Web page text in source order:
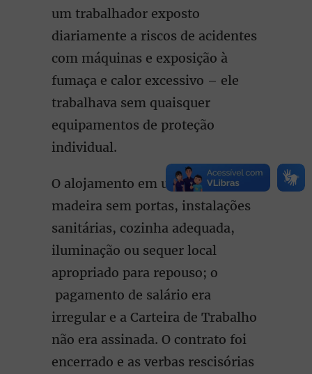
um trabalhador exposto
diariamente a riscos de acidentes
com máquinas e exposição à
fumaça e calor excessivo – ele
trabalhava sem quaisquer
equipamentos de proteção
individual.
O alojamento em um barraco de
madeira sem portas, instalações
sanitárias, cozinha adequada,
iluminação ou sequer local
apropriado para repouso; o
pagamento de salário era
irregular e a Carteira de Trabalho
não era assinada. O contrato foi
encerrado e as verbas rescisórias